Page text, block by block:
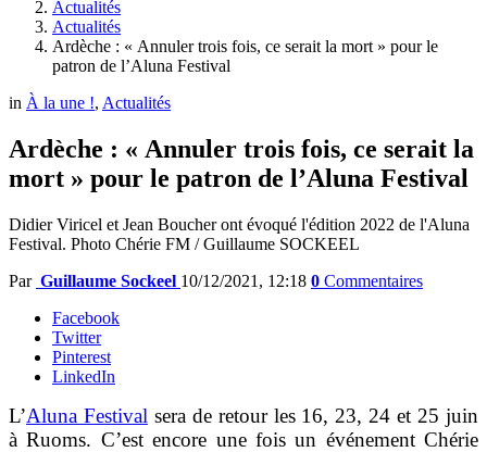
Actualités
Actualités
Ardèche : « Annuler trois fois, ce serait la mort » pour le
patron de l’Aluna Festival
in À la une !, Actualités
Ardèche : « Annuler trois fois, ce serait la
mort » pour le patron de l’Aluna Festival
Didier Viricel et Jean Boucher ont évoqué l'édition 2022 de l'Aluna
Festival. Photo Chérie FM / Guillaume SOCKEEL
Par Guillaume Sockeel 10/12/2021, 12:18 0 Commentaires
Facebook
Twitter
Pinterest
LinkedIn
L’Aluna Festivalsera de retour les 16, 23, 24 et 25 juin
à Ruoms. C’est encore une fois un événement Chérie